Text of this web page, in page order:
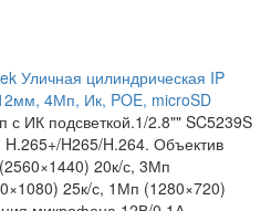
Уличная цилиндрическая IP
4Мп, Ик, POE, microSD
ИК подсветкой.1/2.8"" SC5239S
H265/H.264. Объектив
20к/с, 3Мп
25к/с, 1Мп (1280×720)